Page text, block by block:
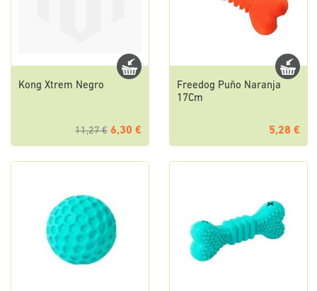
Kong Xtrem Negro
11,27 € 6,30 €
Freedog Puño Naranja
17Cm
5,28 €